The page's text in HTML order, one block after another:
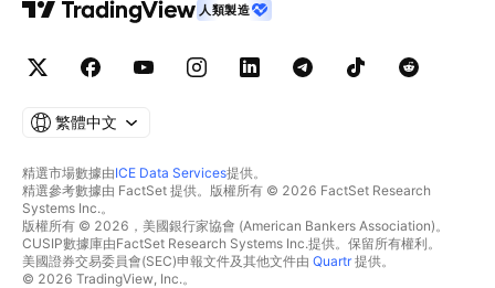
人類製造
繁體中文
精選市場數據由ICE Data Services提供。
精選參考數據由 FactSet 提供。版權所有 © 2026 FactSet Research
Systems Inc.。
版權所有 © 2026，美國銀行家協會 (American Bankers Association)。
CUSIP數據庫由FactSet Research Systems Inc.提供。保留所有權利。
美國證券交易委員會(SEC)申報文件及其他文件由 Quartr提供。
© 2026 TradingView, Inc.。